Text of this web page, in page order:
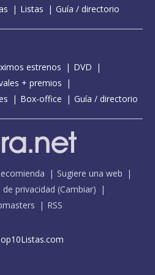
Listas Guía / directorio
estrenos
DVD
+ premios
Box-office Guía / directorio
Sugiere una web
de privacidad (Cambiar)
RSS